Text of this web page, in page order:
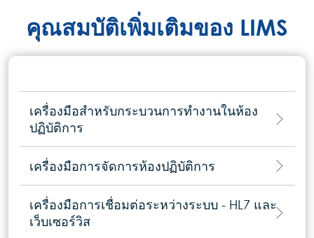
คุณสมบัติเพิ่มเติมของ LIMS
เครื่องมือสำหรับกระบวนการทำงานในห้อง
ปฏิบัติการ
เครื่องมือการจัดการห้องปฏิบัติการ
เครื่องมือการเชื่อมต่อระหว่างระบบ - HL7 และ
เว็บเซอร์วิส